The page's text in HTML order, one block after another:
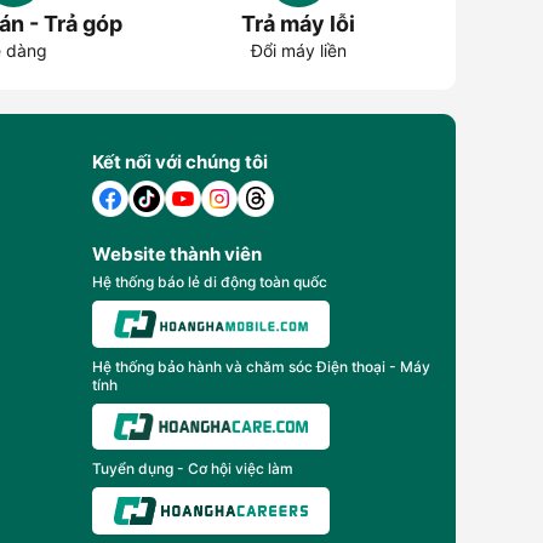
- Trả góp
dàng
Trả máy lỗi
Đổi máy liền
Kết nối với chúng tôi
Website thành viên
Hệ thống báo lẻ di động toàn quốc
Hệ thống bảo hành và chăm sóc Điện thoại - Máy
tính
Tuyển dụng - Cơ hội việc làm